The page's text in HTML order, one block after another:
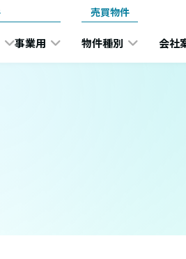
事業用
売買物件
物件種別 会社